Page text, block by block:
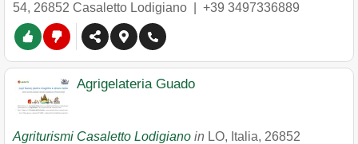
54, 26852 Casaletto Lodigiano +39 3497336889
Agrigelateria Guado
Agriturismi Casaletto Lodigiano in LO, Italia, 26852